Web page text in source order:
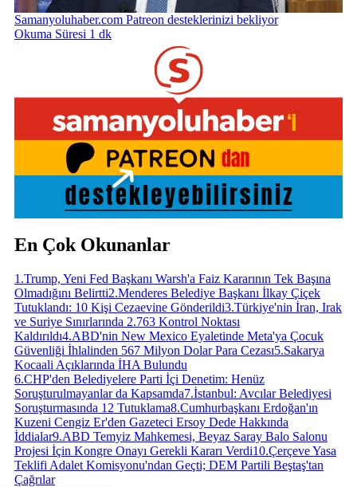
Samanyoluhaber.com Patreon desteklerinizi bekliyor
Okuma Süresi 1 dk
En Çok Okunanlar
1 .Trump, Yeni Fed Başkanı Warsh'a Faiz Kararının Tek Başına
Olmadığını Belirtti2.Menderes Belediye Başkanı İlkay Çiçek
Tutuklandı: 10 Kişi Cezaevine Gönderildi3.Türkiye'nin İran, Irak
ve Suriye Sınırlarında 2.763 Kontrol Noktası
Kaldırıldı4.ABD'nin New Mexico Eyaletinde Meta'ya Çocuk
Güvenliği İhlalinden 567 Milyon Dolar Para Cezası5.Sakarya
Kocaali Açıklarında İHA Bulundu
6.CHP'den Belediyelere Parti İçi Denetim: Henüz
Soruşturulmayanlar da Kapsamda7.İstanbul: Avcılar Belediyesi
Soruşturmasında 12 Tutuklama8.Cumhurbaşkanı Erdoğan'ın
Kuzeni Cengiz Er'den Gazeteci Ersoy Dede Hakkında
İddialar9.ABD Temyiz Mahkemesi, Beyaz Saray Balo Salonu
Projesi İçin Kongre Onayı Gerekli Kararı Verdi10.Çerçeve Yasa
Teklifi Adalet Komisyonu'ndan Geçti; DEM Partili Beştaş'tan
Çağrılar